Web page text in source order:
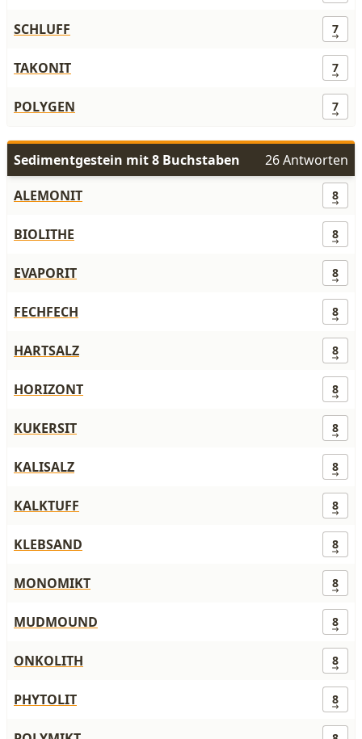
SCHLUFF 7
TAKONIT 7
POLYGEN 7
Sedimentgestein mit 8 Buchstaben
26 Antworten
ALEMONIT
8
BIOLITHE 8
EVAPORIT 8
FECHFECH 8
HARTSALZ 8
HORIZONT 8
KUKERSIT 8
KALISALZ 8
KALKTUFF 8
KLEBSAND 8
MONOMIKT 8
MUDMOUND 8
ONKOLITH 8
PHYTOLIT 8